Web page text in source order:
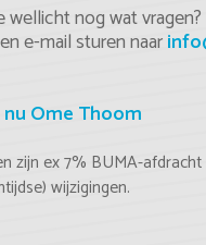
wellicht nog wat
e-mail sturen naar
Ome Thoom
zijn ex 7% BUMA-
wijzigingen.